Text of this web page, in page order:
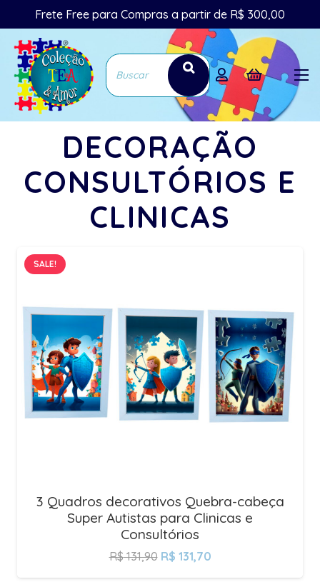
Frete Free para Compras a partir de R$ 300,00
DECORAÇÃO
CONSULTÓRIOS E
CLINICAS
SALE!
3 Quadros decorativos Quebra-cabeça
Super Autistas para Clinicas e
Consultórios
R$131,90 R$ 131,70